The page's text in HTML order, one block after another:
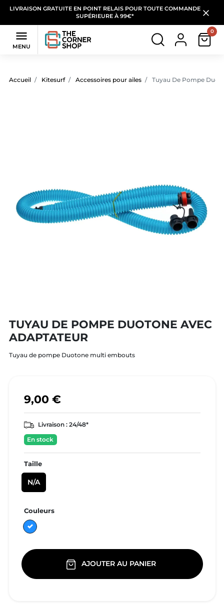
LIVRAISON GRATUITE EN POINT RELAIS POUR TOUTE COMMANDE
SUPÉRIEURE À 99€*

MENU
0
Accueil Kitesurf Accessoires pour ailes Tuyau De Pompe
TUYAU DE POMPE DUOTONE AVEC
ADAPTATEUR
Tuyau de pompe Duotone multi embouts
9,00 €
Livraison : 24/48*
En stock
Taille
N/A
Couleurs
Bleu
AJOUTER AU PANIER